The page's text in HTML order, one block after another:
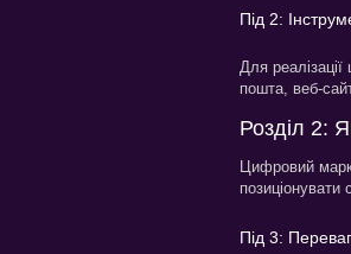
Під 2:
Для
пошта, веб-
Розділ 2:
Цифровий
позиціонувати
Під 3: